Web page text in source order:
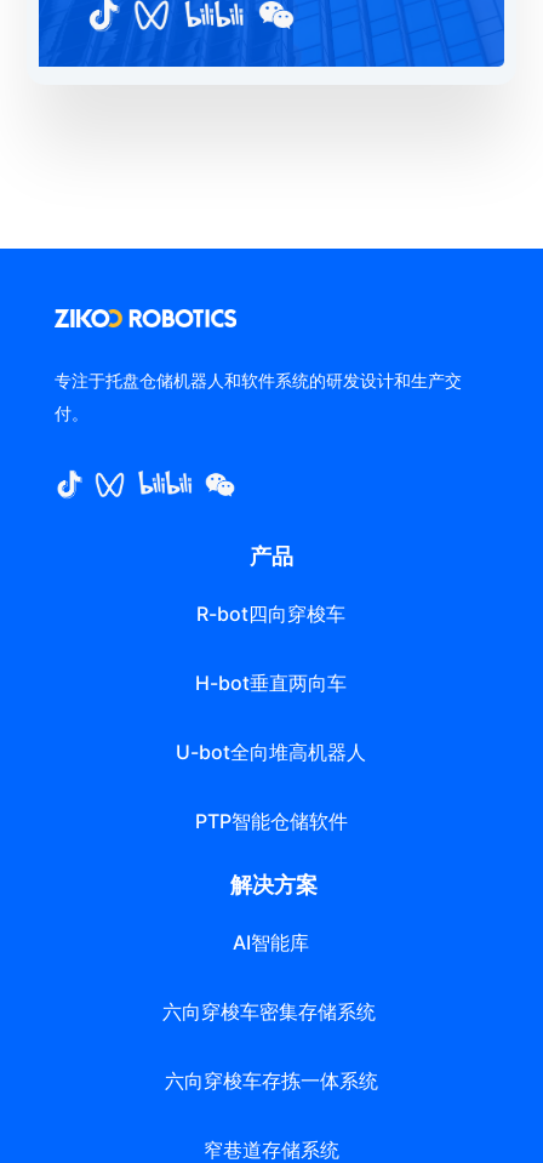
专注于托盘仓储机器人和软件系统的研发设计和生产交
付。
产品
R-bot四向穿梭车
H-bot垂直两向车
U-bot全向堆高机器人
PTP智能仓储软件
解决方案
AI智能库
六向穿梭车密集存储系统
六向穿梭车存拣一体系统
窄巷道存储系统